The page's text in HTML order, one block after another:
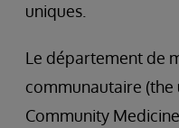
uniques.
Le département de
communautaire (the
Community